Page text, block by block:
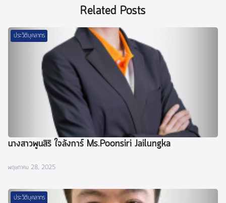
Related Posts
ประวัติบุคลากร
นางสาวพูนสิริ ใจลังการ์ Ms.Poonsiri Jailungka
พฤษภาคม 28, 2025
ประวัติบุคลากร